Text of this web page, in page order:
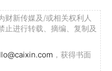
财新传媒及/或相关权利人
止进行转载、摘编、复制及
，获得书面